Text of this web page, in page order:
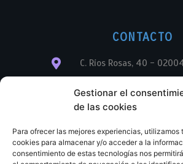
Gestionar el
de las cookies
Para ofrecer las mejores experiencias, utilizamos
cookies para almacenar y/o acceder a la
consentimiento de estas tecnologías nos
CONTACTO
C. Ríos Rosas, 40 -
+34 600 875